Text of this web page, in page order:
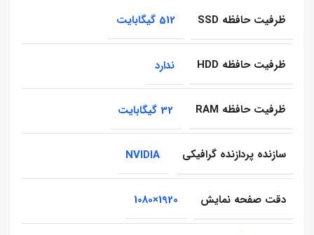
ظرفیت حافظه SSD 512 گیگابایت
ظرفیت حافظه HDD ندارد
ظرفیت حافظه RAM 32 گیگابایت
سازنده پردازنده گرافیکی NVIDIA
دقت صفحه نمایش 1920×1080